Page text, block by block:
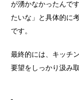
が湧かなかったんで
たいな」と具体的に
です。
最終的には、キッチ
要望をしっかり汲み